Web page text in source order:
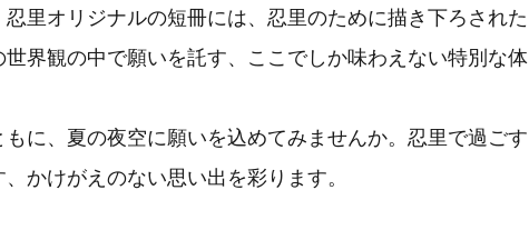
里オリジナルの短冊には、忍里のために描き下ろされた
界観の中で願いを託す、ここでしか味わえない特別な体
に、夏の夜空に願いを込めてみませんか。忍里で過ごす
かけがえのない思い出を彩ります。